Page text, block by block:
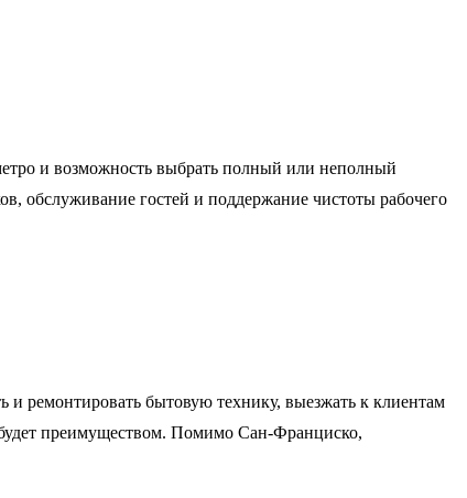
и возможность выбрать полный или неполный
обслуживание гостей и поддержание чистоты рабочего
ремонтировать бытовую технику, выезжать к клиентам
преимуществом. Помимо Сан-Франциско,